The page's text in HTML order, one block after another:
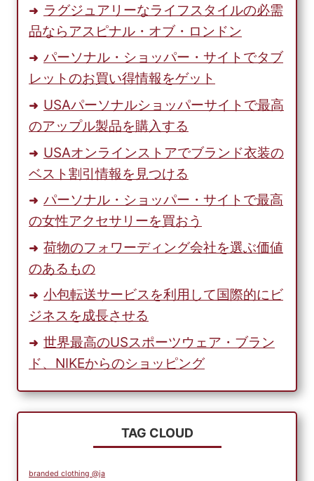
す
る
ト
ラグジュアリーなライフスタイルの必需
品ならアスピナル・オブ・ロンドン
パーソナル・ショッパー・サイトでタブ
レットのお買い得情報をゲット
USAパーソナルショッパーサイトで最高
のアップル製品を購入する
USAオンラインストアでブランド衣装の
ベスト割引情報を見つける
パーソナル・ショッパー・サイトで最高
の女性アクセサリーを買おう
荷物のフォワーディング会社を選ぶ価値
のあるもの
小包転送サービスを利用して国際的にビ
ジネスを成長させる
世界最高のUSスポーツウェア・ブラン
ド、NIKEからのショッピング
TAG CLOUD
branded clothing @ja